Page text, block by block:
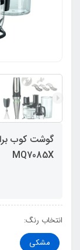
MQ7085X
انتخاب رنگ:
مشکی